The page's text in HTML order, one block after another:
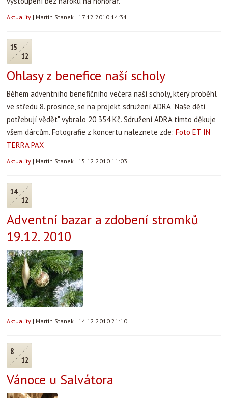
Aktuality | Martin Stanek | 17.12.2010 14:34
15
12
Ohlasy z benefice naší scholy
Během adventního benefičního večera naší scholy, který proběhl
ve středu 8. prosince, se na projekt sdružení ADRA "Naše děti
potřebují vědět" vybralo 20 354 Kč. Sdružení ADRA tímto děkuje
všem dárcům. Fotografie z koncertu naleznete zde: Foto ET IN
TERRA PAX
Aktuality | Martin Stanek | 15.12.2010 11:03
14
12
Adventní bazar a zdobení stromků
19.12. 2010
Aktuality | Martin Stanek | 14.12.2010 21:10
8
12
Vánoce u Salvátora